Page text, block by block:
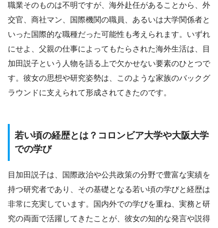
職業そのものは不明ですが、海外赴任があることから、外
交官、商社マン、国際機関の職員、あるいは大学関係者と
いった国際的な職種だった可能性も考えられます。いずれ
にせよ、父親の仕事によってもたらされた海外生活は、目
加田説子という人物を語る上で欠かせない要素のひとつで
す。彼女の思想や研究姿勢は、このような家族のバックグ
ラウンドに支えられて形成されてきたのです。
若い頃の経歴とは？コロンビア大学や大阪大学
での学び
目加田説子は、国際政治や公共政策の分野で豊富な実績を
持つ研究者であり、その基礎となる若い頃の学びと経歴は
非常に充実しています。国内外での学びを重ね、実務と研
究の両面で活躍してきたことが、彼女の知的な発言や説得